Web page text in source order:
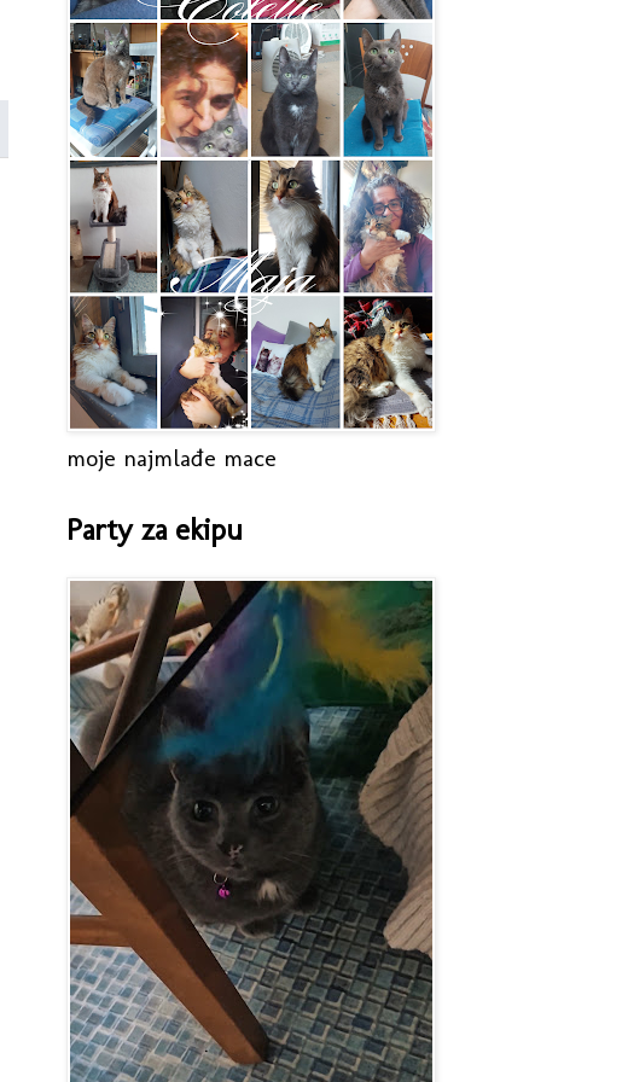
moje najmlađe mace
Party za ekipu